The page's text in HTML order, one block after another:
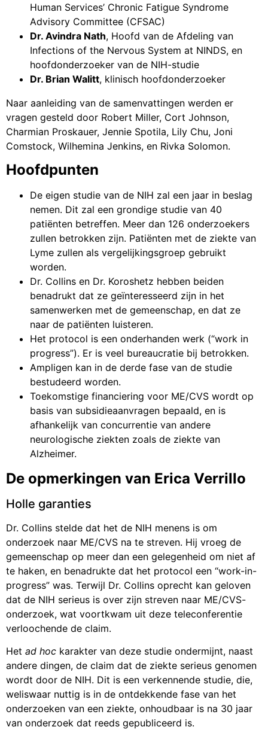
Human Services’ Chronic Fatigue Syndrome
Advisory Committee (CFSAC)
Dr. Avindra Nath, Hoofd van de Afdeling van
Infections of the Nervous System at NINDS, en
hoofdonderzoeker van de NIH-studie
Dr. Brian Walitt, klinisch hoofdonderzoeker
Naar aanleiding van de samenvattingen werden er
vragen gesteld door Robert Miller, Cort Johnson,
Charmian Proskauer, Jennie Spotila, Lily Chu, Joni
Comstock, Wilhemina Jenkins, en Rivka Solomon.
Hoofdpunten
De eigen studie van de NIH zal een jaar in beslag
nemen. Dit zal een grondige studie van 40
patiënten betreffen. Meer dan 126 onderzoekers
zullen betrokken zijn. Patiënten met de ziekte van
Lyme zullen als vergelijkingsgroep gebruikt
worden.
Dr. Collins en Dr. Koroshetz hebben beiden
benadrukt dat ze geïnteresseerd zijn in het
samenwerken met de gemeenschap, en dat ze
naar de patiënten luisteren.
Het protocol is een onderhanden werk (“work in
progress”). Er is veel bureaucratie bij betrokken.
Ampligen kan in de derde fase van de studie
bestudeerd worden.
Toekomstige financiering voor ME/CVS wordt op
basis van subsidieaanvragen bepaald, en is
afhankelijk van concurrentie van andere
neurologische ziekten zoals de ziekte van
Alzheimer.
De opmerkingen van Erica Verrillo
Holle garanties
Dr. Collins stelde dat het de NIH menens is om
onderzoek naar ME/CVS na te streven. Hij vroeg de
gemeenschap op meer dan een gelegenheid om niet af
te haken, en benadrukte dat het protocol een “work-in-
progress” was. Terwijl Dr. Collins oprecht kan geloven
dat de NIH serieus is over zijn streven naar ME/CVS-
onderzoek, wat voortkwam uit deze teleconferentie
verloochende de claim.
Het ad hoc karakter van deze studie ondermijnt, naast
andere dingen, de claim dat de ziekte serieus genomen
wordt door de NIH. Dit is een verkennende studie, die,
weliswaar nuttig is in de ontdekkende fase van het
onderzoeken van een ziekte, onhoudbaar is na 30 jaar
van onderzoek dat reeds gepubliceerd is.